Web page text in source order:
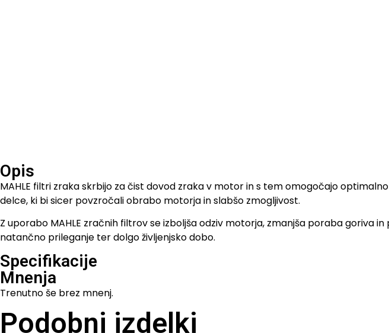
Opis
MAHLE filtri zraka skrbijo za čist dovod zraka v motor in s tem omogočajo
delce, ki bi sicer povzročali obrabo motorja in slabšo zmogljivost.
Z uporabo MAHLE zračnih filtrov se izboljša odziv motorja, zmanjša poraba goriva
natančno prileganje ter dolgo življenjsko dobo.
Specifikacije
Mnenja
Trenutno še brez mnenj.
Podobni izdelki